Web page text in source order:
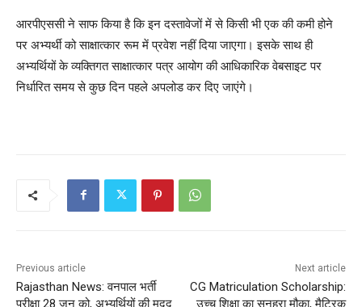
आरपीएससी ने साफ किया है कि इन दस्तावेजों में से किसी भी एक की कमी होने
पर अभ्यर्थी को साक्षात्कार रूम में प्रवेश नहीं दिया जाएगा। इसके साथ ही
अभ्यर्थियों के व्यक्तिगत साक्षात्कार पत्र आयोग की आधिकारिक वेबसाइट पर
निर्धारित समय से कुछ दिन पहले अपलोड कर दिए जाएंगे।
Previous article
Rajasthan News: वनपाल भर्ती
परीक्षा 28 जून को, अभ्यर्थियों की मदद
Next article
CG Matriculation Scholarship:
उच्च शिक्षा का सुनहरा मौका, मैट्रिक